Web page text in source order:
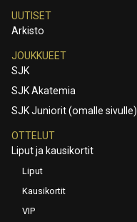
UUTISET
Arkisto
JOUKKUEET
SJK
SJK Akatemia
SJK Juniorit (omalle sivulle)
OTTELUT
Liput ja kausikortit
Liput
Kausikortit
VIP